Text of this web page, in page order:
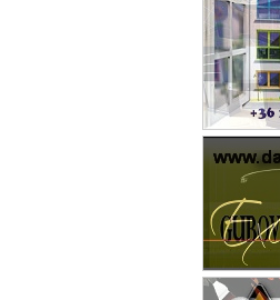
Ablak a
Exclusive